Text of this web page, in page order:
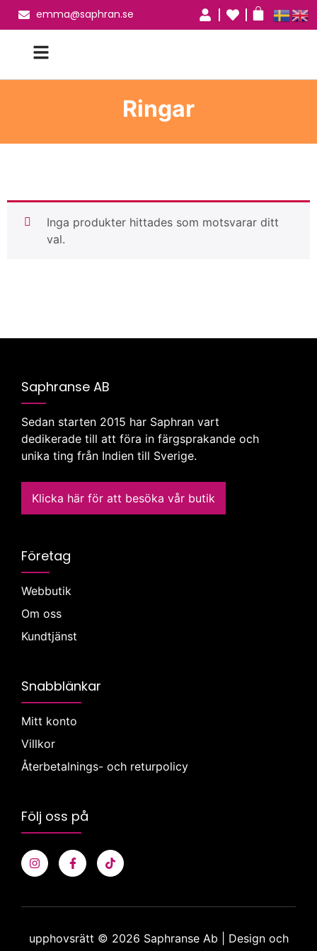
emma@saphran.se
Ringar
Inga produkter hittades som motsvarar ditt
val.
Saphranse AB
Sedan starten 2015 har Saphran vart
dedikerade till att föra in färgsprakande och
unika ting från Indien till Sverige.
Klicka här för att besöka vår butik
Företag
Webbutik
Om oss
Kundtjänst
Snabblänkar
Mitt konto
Villkor
Återbetalnings- och returpolicy
Följ oss på
upphovsrätt © 2026 Saphranse Ab | Design och